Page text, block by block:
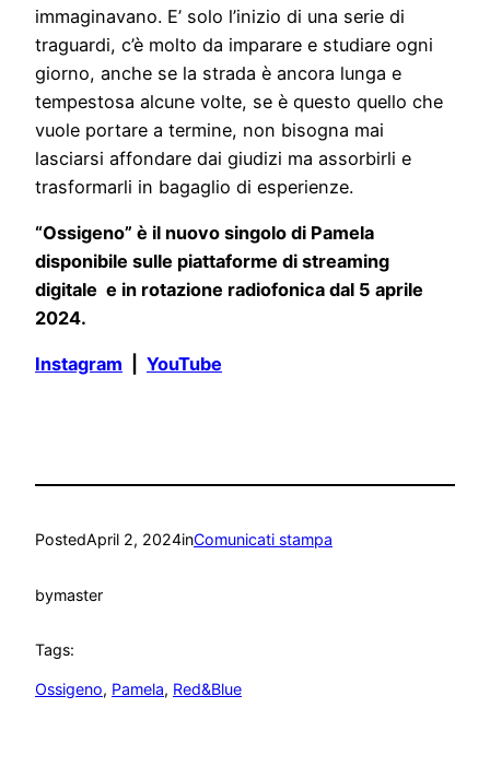
immaginavano. E’ solo l’inizio di una serie di
traguardi, c’è molto da imparare e studiare ogni
giorno, anche se la strada è ancora lunga e
tempestosa alcune volte, se è questo quello che
vuole portare a termine, non bisogna mai
lasciarsi affondare dai giudizi ma assorbirli e
trasformarli in bagaglio di esperienze.
“Ossigeno” è il nuovo singolo di Pamela
disponibile sulle piattaforme di streaming
digitale e in rotazione radiofonica dal 5 aprile
2024.
Instagram YouTube
PostedApril 2, 2024inComunicati stampa
bymaster
Tags:
Ossigeno, Pamela, Red&Blue